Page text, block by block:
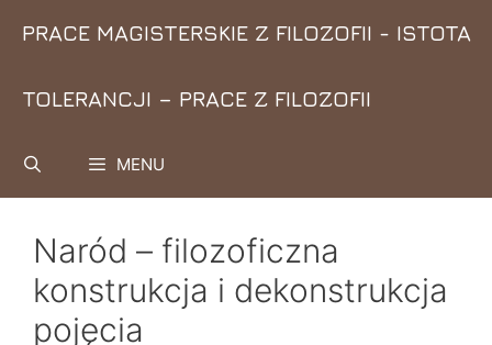
PRACE MAGISTERSKIE Z FILOZOFII - ISTOTA
TOLERANCJI – PRACE Z FILOZOFII
MENU
Naród – filozoficzna
konstrukcja i dekonstrukcja
pojęcia